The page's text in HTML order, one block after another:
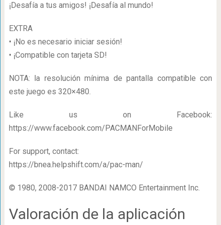
¡Desafía a tus amigos! ¡Desafía al mundo!
EXTRA
• ¡No es necesario iniciar sesión!
• ¡Compatible con tarjeta SD!
NOTA: la resolución mínima de pantalla compatible con
este juego es 320×480.
Like us on Facebook:
https://www.facebook.com/PACMANForMobile
For support, contact:
https://bnea.helpshift.com/a/pac-man/
© 1980, 2008-2017 BANDAI NAMCO Entertainment Inc.
Valoración de la aplicación